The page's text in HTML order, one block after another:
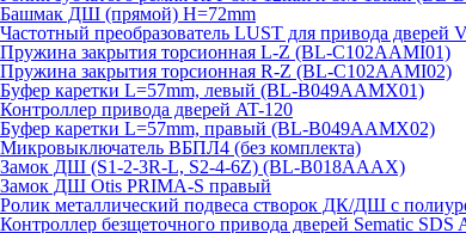
Башмак ДШ (прямой) H=72mm
Частотный преобразователь LUST для привода дверей
Пружина закрытия торсионная L-Z (BL-C102AAMI01)
Пружина закрытия торсионная R-Z (BL-C102AAMI02)
Буфер каретки L=57mm, левый (BL-B049AAMX01)
Контроллер привода дверей AT-120
Буфер каретки L=57mm, правый (BL-B049AAMX02)
Микровыключатель ВБПЛ4 (без комплекта)
Замок ДШ (S1-2-3R-L, S2-4-6Z) (BL-B018AAAX)
Замок ДШ Otis PRIMA-S правый
Ролик металлический подвеса створок ДК/ДШ с
Контроллер безщеточного привода дверей Sematiс